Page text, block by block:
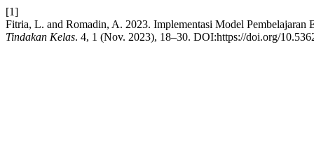
[1]
Fitria, L. and Romadin, A. 2023. Implementasi Model
Tindakan Kelas. 4, 1 (Nov. 2023), 18–30. DOI:https://doi.org/